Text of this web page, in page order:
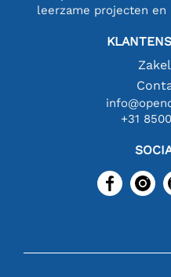
leerzame projecten en
+31